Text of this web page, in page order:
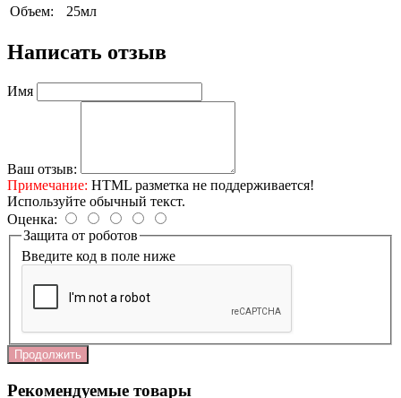
Объем:
25мл
Написать отзыв
Имя
Ваш отзыв:
Примечание: HTML разметка не поддерживается!
Используйте обычный текст.
Оценка:
Защита от роботов
Введите код в поле ниже
Продолжить
Рекомендуемые товары